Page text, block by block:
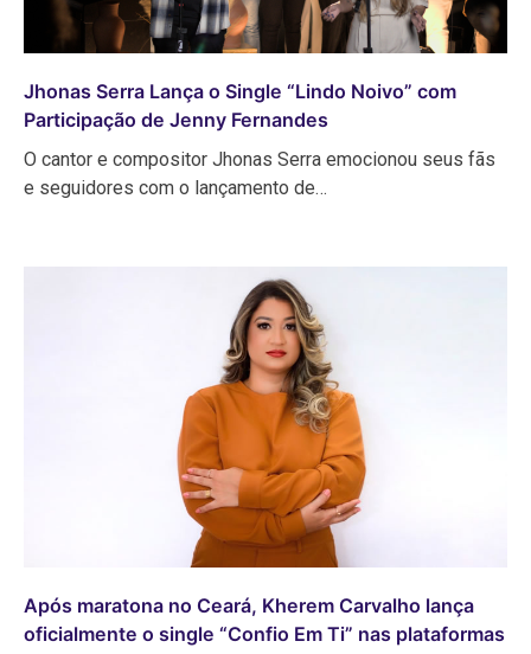
Jhonas Serra Lança o Single “Lindo Noivo” com
Participação de Jenny Fernandes
O cantor e compositor Jhonas Serra emocionou seus fãs
e seguidores com o lançamento de…
Após maratona no Ceará, Kherem Carvalho lança
oficialmente o single “Confio Em Ti” nas plataformas